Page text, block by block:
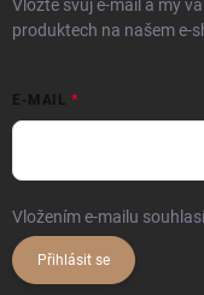
Vložte svůj e-mail a my
produktech na našem e-
E-MAIL
Vložením e-mailu
Přihlásit se